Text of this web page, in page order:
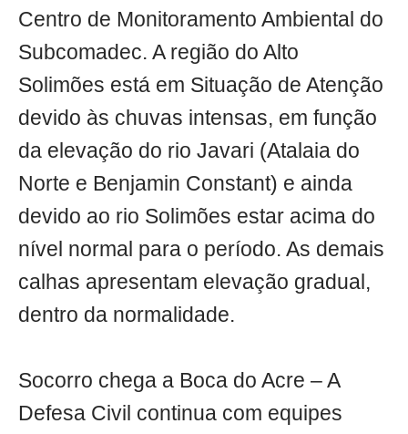
Centro de Monitoramento Ambiental do
Subcomadec. A região do Alto
Solimões está em Situação de Atenção
devido às chuvas intensas, em função
da elevação do rio Javari (Atalaia do
Norte e Benjamin Constant) e ainda
devido ao rio Solimões estar acima do
nível normal para o período. As demais
calhas apresentam elevação gradual,
dentro da normalidade.
Socorro chega a Boca do Acre – A
Defesa Civil continua com equipes